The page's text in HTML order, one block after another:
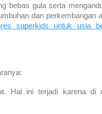
bebas gula serta
dan perkembangan
superkids untuk usia
Hal ini terjadi karena di